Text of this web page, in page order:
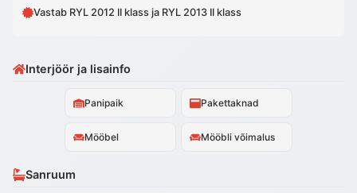
Vastab RYL 2012 II klass ja RYL 2013 II klass
Interjöör ja lisainfo
Panipaik Pakettaknad
Mööbel Mööbli võimalus
Sanruum